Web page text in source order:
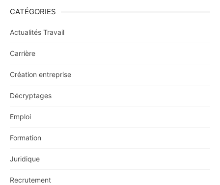
CATÉGORIES
Actualités Travail
Carrière
Création entreprise
Décryptages
Emploi
Formation
Juridique
Recrutement